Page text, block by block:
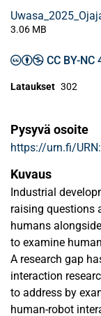
3.06 MB
CC BY-NC
Lataukset 302
Pysyvä osoite
https://urn.fi/
Kuvaus
Industrial
raising questions
humans
to examine
A research gap
interaction
to address by
human-robot